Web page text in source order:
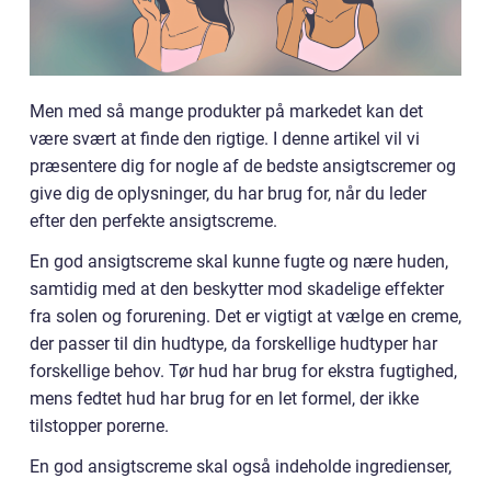
Men med så mange produkter på markedet kan det
være svært at finde den rigtige. I denne artikel vil vi
præsentere dig for nogle af de bedste ansigtscremer og
give dig de oplysninger, du har brug for, når du leder
efter den perfekte ansigtscreme.
En god ansigtscreme skal kunne fugte og nære huden,
samtidig med at den beskytter mod skadelige effekter
fra solen og forurening. Det er vigtigt at vælge en creme,
der passer til din hudtype, da forskellige hudtyper har
forskellige behov. Tør hud har brug for ekstra fugtighed,
mens fedtet hud har brug for en let formel, der ikke
tilstopper porerne.
En god ansigtscreme skal også indeholde ingredienser,